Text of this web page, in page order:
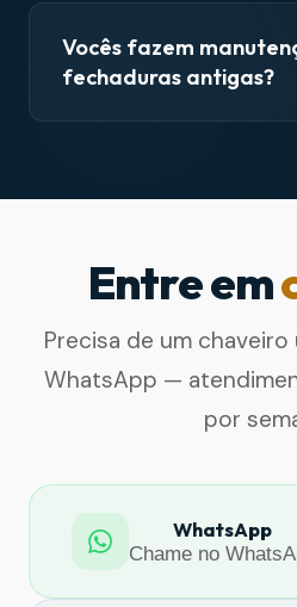
Vocês fazem
fechaduras antigas?
Entre em
Precisa de um
WhatsApp —
por
WhatsApp
Chame no